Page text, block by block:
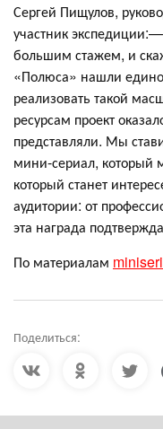
Сергей Пищулов,
участник
большим стажем, и
«Полюса» нашли
реализовать такой
ресурсам проект
представляли. Мы
мини-сериал, который
который станет
аудитории: от
эта награда
По материалам
Поделиться: